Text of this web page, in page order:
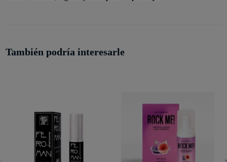
También podría interesarle